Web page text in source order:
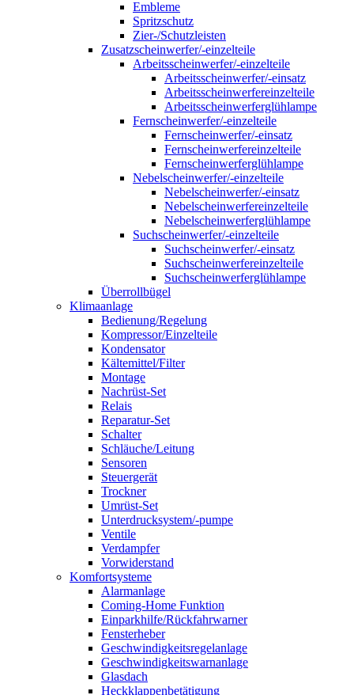
Embleme
Spritzschutz
Zier-/Schutzleisten
Zusatzscheinwerfer/-einzelteile
Arbeitsscheinwerfer/-einzelteile
Arbeitsscheinwerfer/-einsatz
Arbeitsscheinwerfereinzelteile
Arbeitsscheinwerferglühlampe
Fernscheinwerfer/-einzelteile
Fernscheinwerfer/-einsatz
Fernscheinwerfereinzelteile
Fernscheinwerferglühlampe
Nebelscheinwerfer/-einzelteile
Nebelscheinwerfer/-einsatz
Nebelscheinwerfereinzelteile
Nebelscheinwerferglühlampe
Suchscheinwerfer/-einzelteile
Suchscheinwerfer/-einsatz
Suchscheinwerfereinzelteile
Suchscheinwerferglühlampe
Überrollbügel
Klimaanlage
Bedienung/Regelung
Kompressor/Einzelteile
Kondensator
Kältemittel/Filter
Montage
Nachrüst-Set
Relais
Reparatur-Set
Schalter
Schläuche/Leitung
Sensoren
Steuergerät
Trockner
Umrüst-Set
Unterdrucksystem/-pumpe
Ventile
Verdampfer
Vorwiderstand
Komfortsysteme
Alarmanlage
Coming-Home Funktion
Einparkhilfe/Rückfahrwarner
Fensterheber
Geschwindigkeitsregelanlage
Geschwindigkeitswarnanlage
Glasdach
Heckklappenbetätigung